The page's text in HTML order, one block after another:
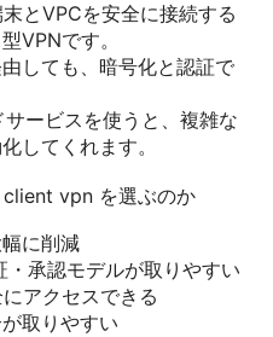
とVPCを安全に接続する
VPNです。
しても、暗号化と認証で
ービスを使うと、複雑な
してくれます。
client vpn を選ぶのか
に削減
承認モデルが取りやすい
アクセスできる
取りやすい